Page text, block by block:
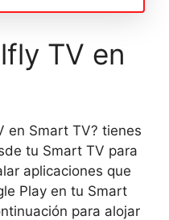
TV en
en Smart TV? tienes
tu Smart TV para
aplicaciones que
Play en tu Smart
para alojar